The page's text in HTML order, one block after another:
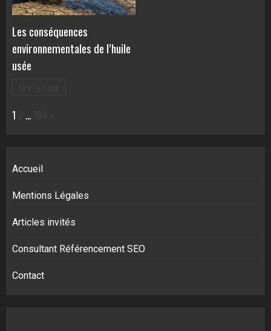
Les conséquences
environnementales de l’huile
usée
Page:
1 …
Accueil
Mentions Légales
Articles invités
Consultant Référencement SEO
Contact